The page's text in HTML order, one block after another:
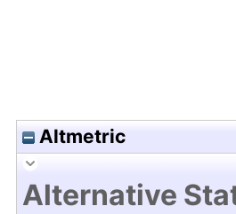
Altmetric
Alternative